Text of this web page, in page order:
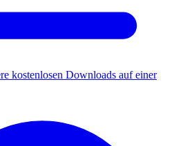
kostenlosen Downloads auf einer